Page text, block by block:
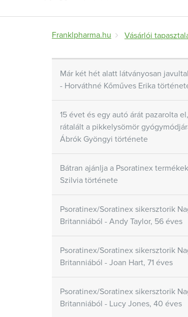
pikkelysömörrel érintett bőr
ápolásához szükséges mindhárom
terméket tartalmazzák.
és
A Psoratinexről
Franklpharma.hu Vásárlói
Már két hét alatt látványosan
- Horváthné Kőműves Erika
15 évet és egy autó árát pazarolta
rátalált a pikkelysömör
Ábrók Gyöngyi története
Bátran ajánlja a Psoratinex
Szilvia története
Psoratinex/Soratinex sikersztorik
Britanniából - Andy Taylor, 56 éves
Psoratinex/Soratinex sikersztorik
Britanniából - Joan Hart, 71 éves
Psoratinex/Soratinex sikersztorik
Britanniából - Lucy Jones, 40 éves